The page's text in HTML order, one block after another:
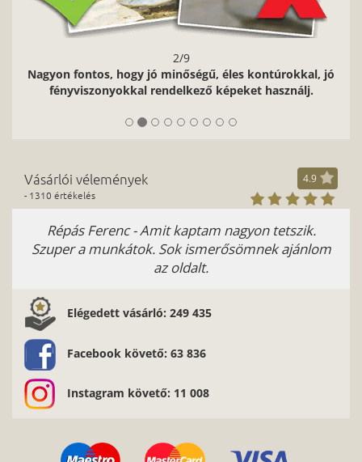
2/9
Nagyon fontos, hogy jó minőségű, éles kontúrokkal, jó
fényviszonyokkal rendelkező képeket használj.
Vásárlói vélemények
- 1310 értékelés
4.9
Répás Ferenc - Amit kaptam nagyon tetszik.
Szuper a munkátok. Sok ismerősömnek ajánlom
az oldalt.
Elégedett vásárló: 249 435
Facebook követő: 63 836
Instagram követő: 11 008